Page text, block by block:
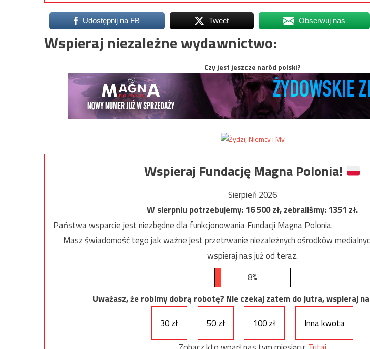
Udostępnij na FB Tweet Obserwuj nas
Wspieraj niezależne wydawnictwo:
Czy jest jeszcze naród polski?
Wspieraj Fundację Magna Polonia!
Sierpień 2026
W sierpniu potrzebujemy:16 500zł, zebraliśmy:1351 zł.
Państwa wsparcie jest niezbędne dla funkcjonowania Fundacji Magna Polonia.
Masz świadomość tego jak ważne jest przetrwanie niezależnych ośrodków
wspieraj nas już od teraz.
8%
Uważasz, że robimy dobrą robotę? Nie czekaj zatem do jutra, wspieraj
30 zł
50 zł 100 zł
Inna kwota